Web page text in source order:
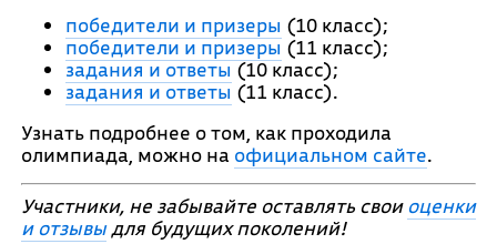
победители и призеры (10 класс);
победители и призеры(11 класс);
задания и ответы(10 класс);
задания и ответы(11 класс).
Узнать подробнее о том, как проходила
олимпиада, можно на официальном сайте.
Участники, не забывайте оставлять своиоценки
и отзывыдля будущих поколений!